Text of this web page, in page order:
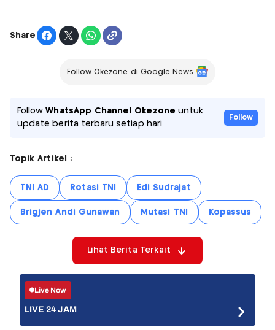
Share
Follow Okezone di Google News
FollowWhatsApp Channel Okezone untuk
update berita terbaru setiap hari
Follow
Topik Artikel :
TNI AD Rotasi TNI Edi Sudrajat
Brigjen Andi Gunawan Mutasi TNI Kopassus
Lihat Berita Terkait
Live Now
LIVE 24 JAM